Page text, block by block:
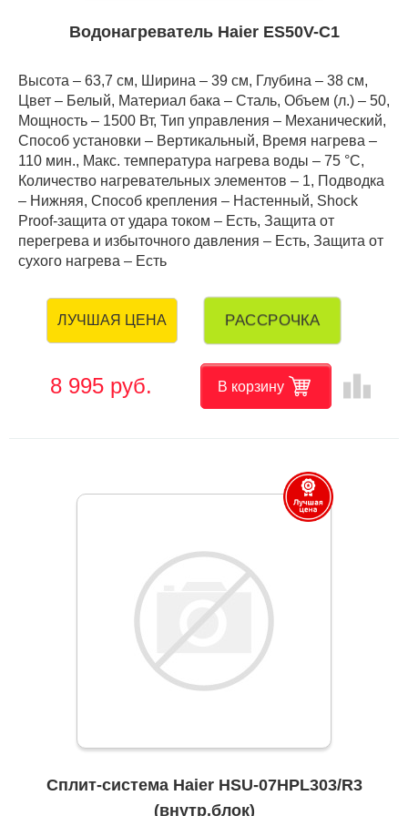
Водонагреватель Haier ES50V-C1
Высота – 63,7 см, Ширина – 39 см, Глубина – 38 см,
Цвет – Белый, Материал бака – Сталь, Объем (л.) – 50,
Мощность – 1500 Вт, Тип управления – Механический,
Способ установки – Вертикальный, Время нагрева –
110 мин., Макс. температура нагрева воды – 75 °С,
Количество нагревательных элементов – 1, Подводка
– Нижняя, Способ крепления – Настенный, Shock
Proof-защита от удара током – Есть, Защита от
перегрева и избыточного давления – Есть, Защита от
сухого нагрева – Есть
ЛУЧШАЯ ЦЕНА РАССРОЧКА
8 995 руб. В корзину leaderboard
Сплит-система Haier HSU-07HPL303/R3
(внутр.блок)